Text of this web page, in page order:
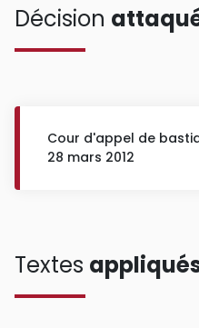
Décision
Cour d'appel de
28 mars 2012
Textes